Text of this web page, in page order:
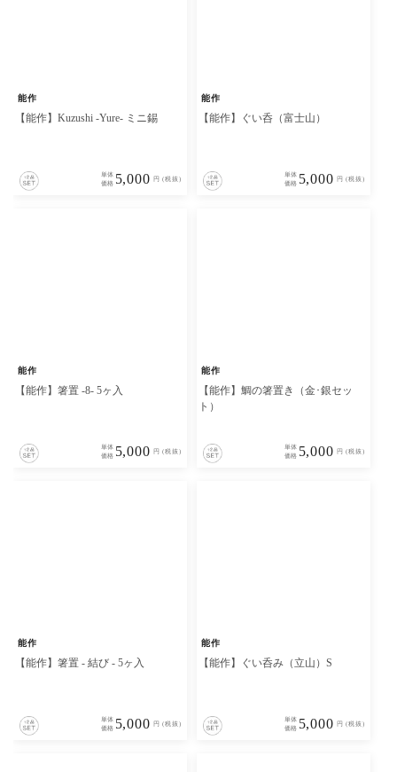
能作
【能作】Kuzushi -Yure- ミニ錫
単体
価格 5,000 円 (税抜)
能作
【能作】ぐい呑（富士山）
単体
価格 5,000 円 (税抜)
能作
【能作】箸置 -8- 5ヶ入
単体
価格 5,000 円 (税抜)
能作
【能作】鯛の箸置き（金･銀セッ
ト）
単体
価格 5,000 円 (税抜)
能作
【能作】箸置 - 結び - 5ヶ入
単体
価格 5,000 円 (税抜)
能作
【能作】ぐい呑み（立山）S
単体
価格 5,000 円 (税抜)